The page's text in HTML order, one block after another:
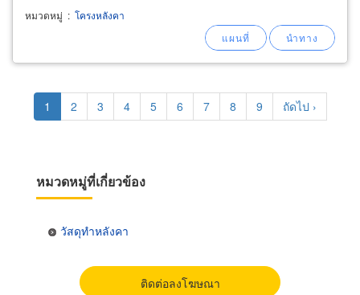
กันสนิม, เมทัลชีท pu โฟมกันความร้อน, แผ่นโพลี
คาร์บอเนต (polycarbonate) โปร่งแสง, แผ่นไวนิล
หมวดหมู่ : โครงหลังคา
Pagination
Current
page
1 Page
2 Page
3 Page
4 Page
5 Page
6 Page
7 Page
8 Page
9
Next
page
ถัดไป ›
หมวดหมู่ที่เกี่ยวข้อง
วัสดุทำหลังคา
ติดต่อลงโฆษณา